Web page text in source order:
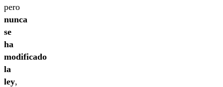
pero
nunca
se
ha
modificado
la
ley,